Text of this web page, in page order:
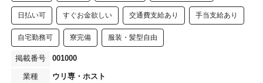
日払い可 すぐお金欲しい 交通費支給あり 手当支給あり
自宅勤務可 寮完備 服装・髪型自由
001000
ウリ専・ホスト